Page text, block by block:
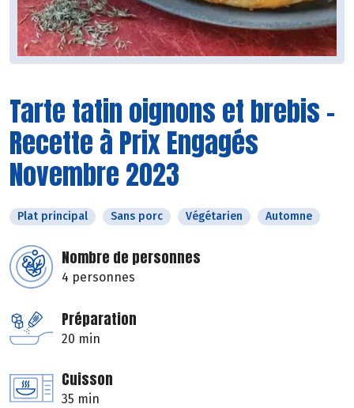
Tarte tatin oignons et brebis -
Recette à Prix Engagés
Novembre 2023
Plat principal Sans porc Végétarien Automne
Nombre de personnes
4 personnes
Préparation
20 min
Cuisson
35 min